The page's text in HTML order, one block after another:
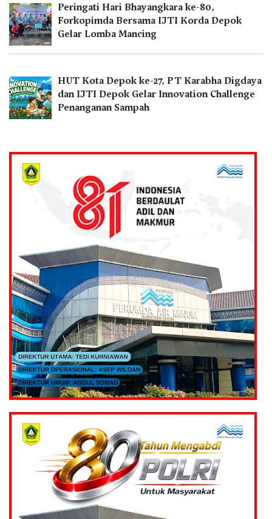
Peringati Hari Bhayangkara ke-80,
Forkopimda Bersama IJTI Korda Depok
Gelar Lomba Mancing
HUT Kota Depok ke-27, PT Karabha Digdaya
dan IJTI Depok Gelar Innovation Challenge
Penanganan Sampah